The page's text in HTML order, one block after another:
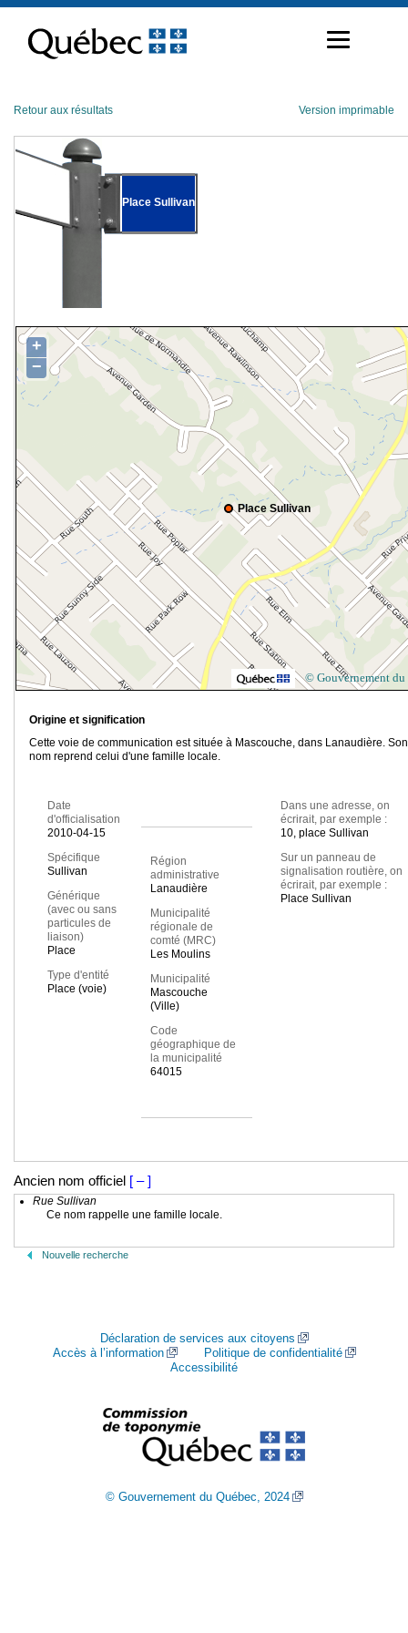
contenu
Retour aux résultats Version imprimable
Place Sullivan
Place Sullivan
+
−
© Gouvernement du
Origine et signification
Cette voie de communication est située à Mascouche, dans Lanaudière. Son
nom reprend celui d'une famille locale.
Date
d'officialisation
2010-04-15
Spécifique
Sullivan
Générique
(avec ou sans
particules de
liaison)
Place
Type d'entité
Place (voie)
Région
administrative
Lanaudière
Municipalité
régionale de
comté (MRC)
Les Moulins
Municipalité
Mascouche
(Ville)
Code
géographique de
la municipalité
64015
Dans une adresse, on
écrirait, par exemple :
10, place Sullivan
Sur un panneau de
signalisation routière, on
écrirait, par exemple :
Place Sullivan
Ancien nom officiel [ – ]
Rue Sullivan
Ce nom rappelle une famille locale.
Nouvelle recherche
Déclaration de services aux citoyens
Accès à l’information
Politique de confidentialité
Accessibilité
© Gouvernement du Québec, 2024